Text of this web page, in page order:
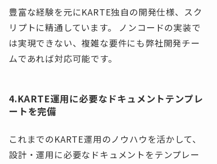
豊富な経験を元にKARTE独自の開発仕様、スク
リプトに精通しています。 ノンコードの実装で
は実現できない、複雑な要件にも弊社開発チー
ムであれば対応可能です。
4.KARTE運用に必要なドキュメントテンプレ
ートを完備
これまでのKARTE運用のノウハウを活かして、
設計・運用に必要なドキュメントをテンプレー